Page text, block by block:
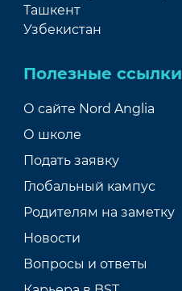
Ташкент
Узбекистан
Полезные ссылки
О сайте Nord Anglia
О школе
Подать заявку
Глобальный кампус
Родителям на заметку
Новости
Вопросы и ответы